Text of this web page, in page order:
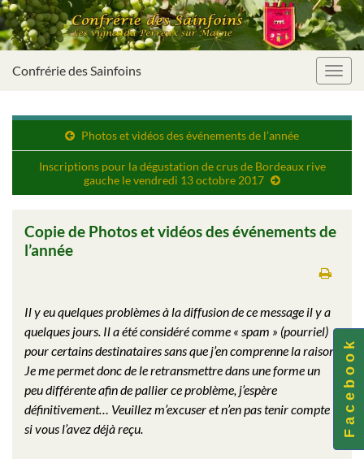
Confrérie des Sainfoins
Photos et vidéos des événements de l’année
Inscriptions pour la dégustation de crus de Bordeaux rive
gauche le vendredi 13 octobre 2017
Copie de Photos et vidéos des événements de
l’année
Il y eu quelques problèmes à la diffusion de ce message il y a
quelques jours. Il a été considéré comme « spam » (pourriel)
pour certains destinataires sans que j’en comprenne la raison.
Je me permet donc de le retransmettre dans une forme un
peu différente afin de pallier ce problème, j’espère
définitivement… Veuillez m’excuser et n’en pas tenir compte
si vous l’avez déjà reçu.
F a c e b o o k